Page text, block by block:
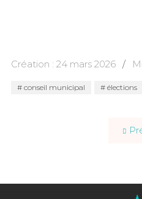
Création : 24 mars 2026
conseil municipal élections